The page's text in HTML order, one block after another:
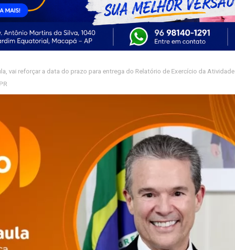
vai reforçar a data do prazo para entrega do Relatório de Exercício da Atividade